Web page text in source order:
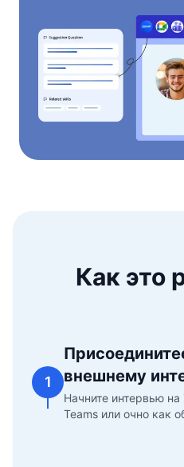
Как это
1
внешнему
Начните интервью
Teams или очно как